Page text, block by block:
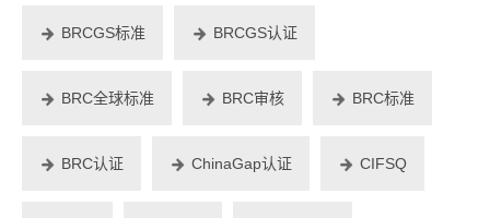
BRCGS标准 BRCGS认证
BRC全球标准 BRC审核 BRC标准
BRC认证 ChinaGap认证 CIFSQ